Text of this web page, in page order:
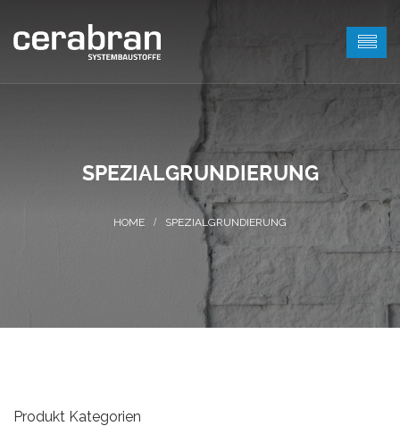
SPEZIALGRUNDIERUNG
SPEZIALGRUNDIERUNG
Produkt Kategorien